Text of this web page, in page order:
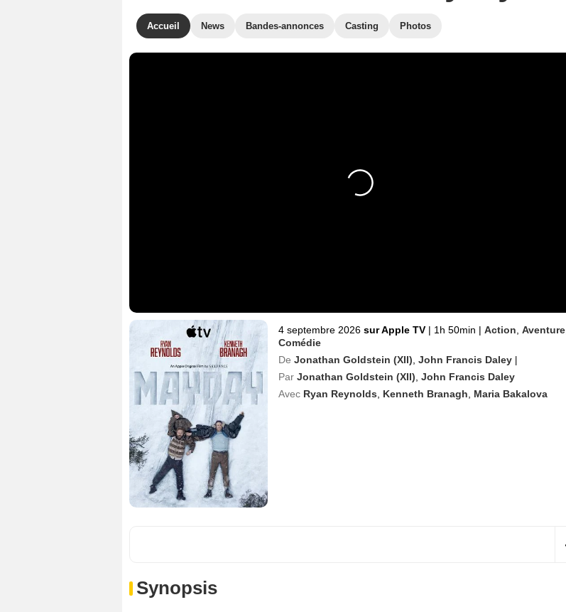
Accueil News Bandes-annonces Casting Photos
4 septembre 2026 sur Apple TV | 1h 50min | Action Aventure
Comédie
De Jonathan Goldstein (XII) John Francis Daley |
Par Jonathan Goldstein (XII) John Francis Daley
Avec Ryan Reynolds Kenneth Branagh Maria Bakalova
Synopsis